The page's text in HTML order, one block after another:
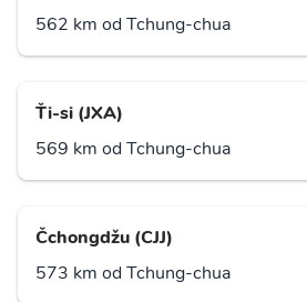
562 km od Tchung-chua
Ťi-si (JXA)
569 km od Tchung-chua
Čchongdžu (CJJ)
573 km od Tchung-chua